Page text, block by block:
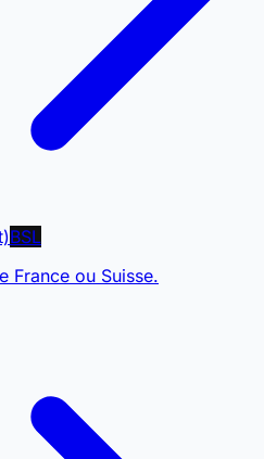
BSL
France ou Suisse.